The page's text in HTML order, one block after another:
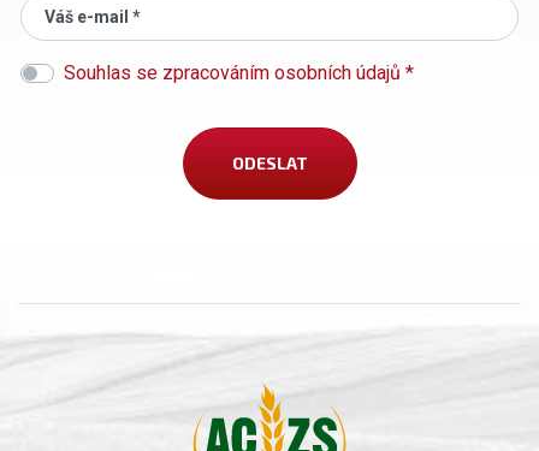
Váš e-mail *
Souhlas se zpracováním osobních údajů *